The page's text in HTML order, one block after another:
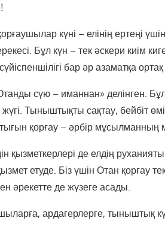
күні – елінің ертеңі
Бұл күн – тек әскери киім
бар әр азаматқа ортақ
сүю – иманнан» делінген.
жүгі. Тыныштықты сақтау, бейбіт
қорғау – әрбір мұсылманның
қызметкерлері де елдің
етуде. Біз үшін Отан қорғау
әрекетте де жүзеге асады.
ардагерлерге, тыныштық